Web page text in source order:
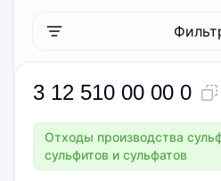
3 12 510 00 00 0
Отходы производства
сульфитов и сульфатов